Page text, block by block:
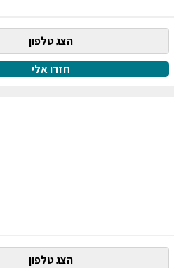
הצג טלפון
חזרו אלי
הצג טלפון